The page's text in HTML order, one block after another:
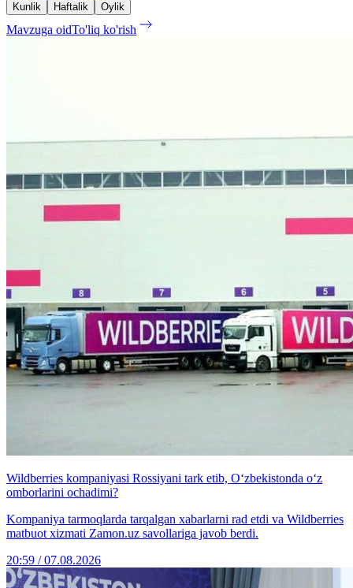
Kunlik Haftalik Oylik
Mavzuga oidTo'liq ko'rish
Wildberries kompaniyasi Rossiyani tark etib, O‘zbekistonda o‘z
omborlarini ochadimi?
Kompaniya tarmoqlarda tarqalgan xabarlarni rad etdi va Wildberries
matbuot xizmati Zamon.uz savollariga javob berdi.
20:59 / 07.08.2026